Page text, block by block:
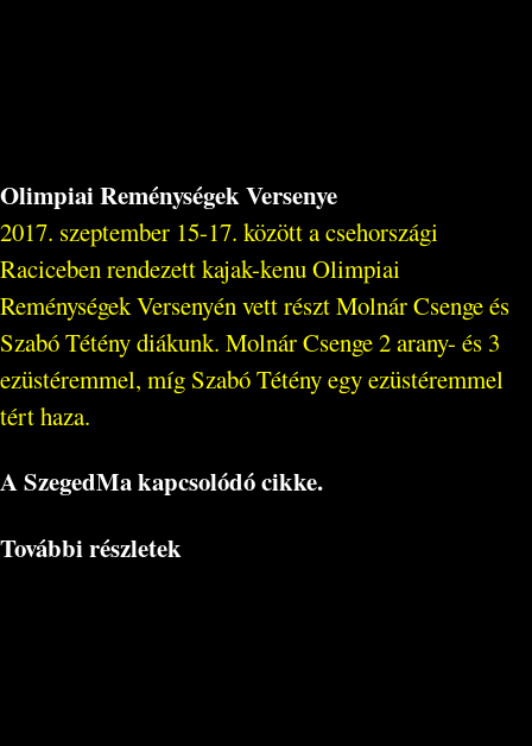
Olimpiai Reménységek Versenye
2017. szeptember 15-17. között a csehországi
Raciceben rendezett kajak-kenu Olimpiai
Reménységek Versenyén vett részt Molnár Csenge és
Szabó Tétény diákunk. Molnár Csenge 2 arany- és 3
ezüstéremmel, míg Szabó Tétény egy ezüstéremmel
tért haza.
A SzegedMa kapcsolódó cikke.
További részletek